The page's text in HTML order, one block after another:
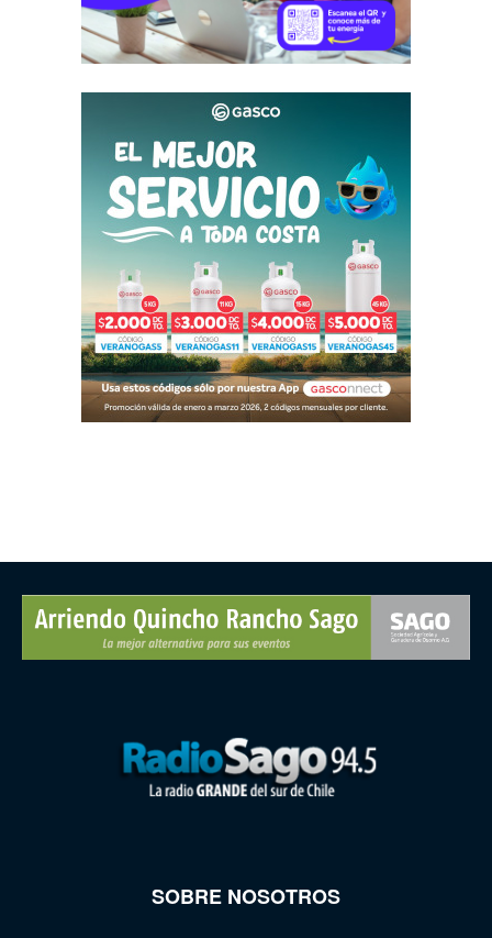
SOBRE NOSOTROS